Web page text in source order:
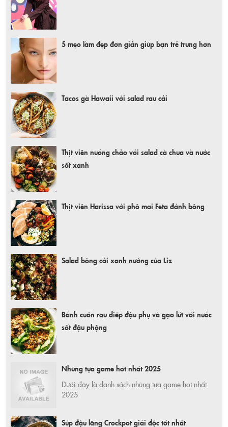
5 mẹo làm đẹp đơn giản giúp bạn trẻ trung hơn
Tacos gà Hawaii với salad rau cải
Thịt viên nướng chảo với salad cà chua và nước
sốt xanh
Thịt viên Harissa với phô mai Feta đánh bông
Salad bông cải xanh nướng của Liz
Bánh cuốn rau diếp đậu phụ và gạo lứt với nước
sốt đậu phộng
Những tựa game hot nhất 2025
Dưới đây là danh sách những tựa game hot nhất
2025
Súp đậu lăng Crockpot giải độc tốt nhất